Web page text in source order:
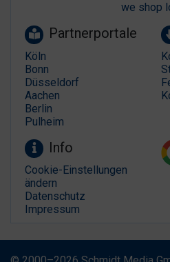
we shop
Partnerportale
Köln
Bonn
Düsseldorf
Aachen
Berlin
Pulheim
Info
Cookie-Einstellungen
ändern
Datenschutz
Impressum